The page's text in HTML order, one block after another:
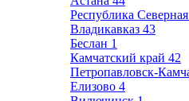
Республика
Владикавказ 43
Беслан 1
Камчатский край 42
Петропавловск-
Елизово 4